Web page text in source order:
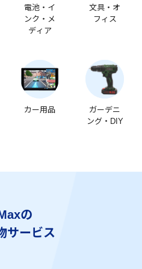
電池・イ
ンク・メ
ディア
文具・オ
フィス
カー用品
ガーデニ
ング・DIY
の
サービス